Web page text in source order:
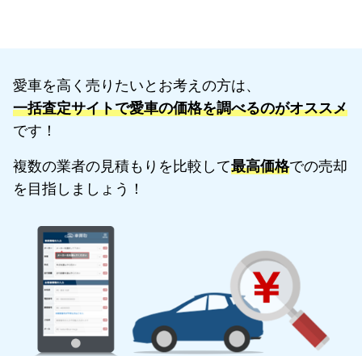
愛車を高く売りたいとお考えの方は、
一括査定サイトで愛車の価格を調べるのがオススメ
です！
複数の業者の見積もりを比較して最高価格での売却
を目指しましょう！